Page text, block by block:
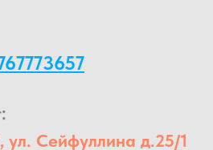
Сейфуллина д.25/1